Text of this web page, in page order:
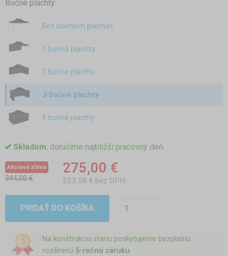
Bočné plachty:
Bez bočných plachiet
1 bočná plachta
2 bočné plachty
3 bočné plachty
4 bočné plachty
Skladom, doručíme najbližší pracovný deň.
Akciová zľava
344,00 €
275,00 €
223,58 € bez DPH
PRIDAŤ DO KOŠÍKA
Na konštrukciu stanu poskytujeme bezplatnú
rozšírenú 5-ročnú záruku.